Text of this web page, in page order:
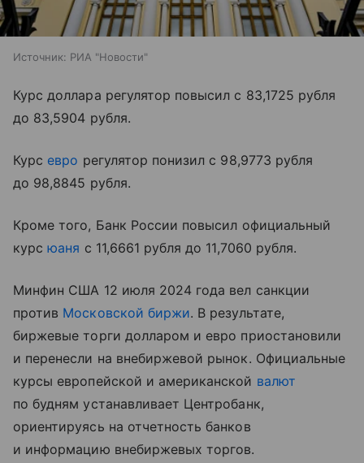
Источник: РИА "Новости"
Курс доллара регулятор повысил с 83,1725 рубля
до 83,5904 рубля.
Курс евро регулятор понизил с 98,9773 рубля
до 98,8845 рубля.
Кроме того, Банк России повысил официальный
курсюаня с 11,6661 рубля до 11,7060 рубля.
Минфин США 12 июля 2024 года вел санкции
против Московской биржи. В результате,
биржевые торги долларом и евро приостановили
и перенесли на внебиржевой рынок. Официальные
курсы европейской и американской валют
по будням устанавливает Центробанк,
ориентируясь на отчетность банков
и информацию внебиржевых торгов.